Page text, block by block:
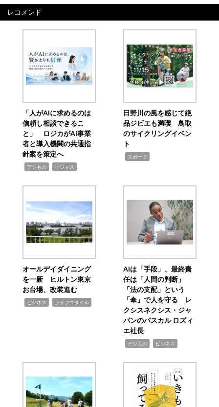
レコメンド
「人がAIに求めるのは
信頼し相談できるこ
と」 ロジカがAI事業
者と導入機関の共通指
針案を策定へ
デジもの ビジネス
日野川の風を感じて絶
品ジビエも満喫 鳥取
のサイクリングイベン
ト
スポーツ
オールデイダイニング
を一新 ヒルトン東京
お台場、改装進む
ビジネス ライフスタイル
AIは「手段」、最終責
任は「人間の判断」
「法の支配」という
「傘」で人を守る レ
クシスネクシス・ジャ
パンのパスカル ロズィ
エ社長
デジもの ビジネス